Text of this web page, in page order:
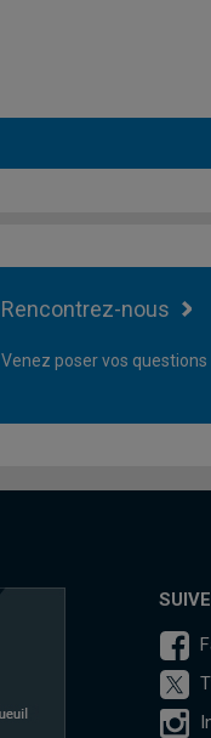
Rencontrez-nous
Venez poser vos